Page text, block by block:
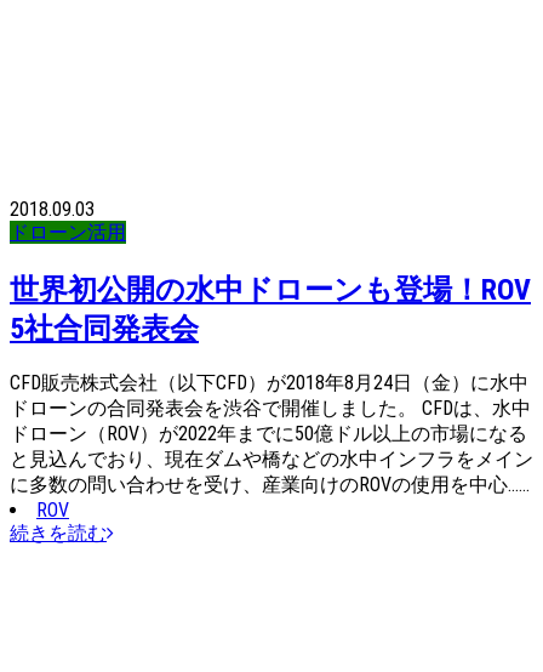
2018.09.03
ドローン活用
世界初公開の水中ドローンも登場！ROV
5社合同発表会
CFD販売株式会社（以下CFD）が2018年8月24日（金）に水中
ドローンの合同発表会を渋谷で開催しました。 CFDは、水中
ドローン（ROV）が2022年までに50億ドル以上の市場になる
と見込んでおり、現在ダムや橋などの水中インフラをメイン
に多数の問い合わせを受け、産業向けのROVの使用を中心……
ROV
続きを読む